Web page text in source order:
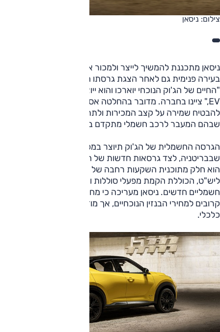
צילום: ניסאן
ניסאן מתכננת להמשיך לייצר ולמכור את דגם הג'וק עם מנוע
"החיים של הג'וק הנוכחי יוארכו והוא ייוצר במקביל לגרסת ה-
EV," ציינו בחברה. מדובר בהחלטה אסטרטגית שמטרתה
להבטיח שמירה על קצב המכירות ולתת מענה לשווקים באירופה
שבהם המעבר לרכב חשמלי מתקדם באיטיות.
הגרסה החשמלית של הג'וק תיוצר במפעל סאנדרלנד
שבבריטניה, לצד גרסאות חדשות של הליף והקשקאי. המהלך
הוא חלק מתוכנית השקעות רחבה של עד שלושה מיליארד
ליש"ט, הכוללת הקמת מפעלי סוללות וייצור של שלושה דגמים
חשמליים חדשים. ניסאן מעריכה כי מחירי הגרסה החשמלית יהיו
קרובים למחירי הבנזין הנוכחיים, אך מודה שמדובר באתגר
כלכלי.